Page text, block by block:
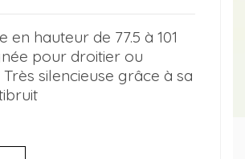
en hauteur de 77.5 à 101
pour droitier ou
silencieuse grâce à sa